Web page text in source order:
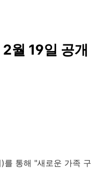
월 19일 공개
를 통해 "새로운 가족 구